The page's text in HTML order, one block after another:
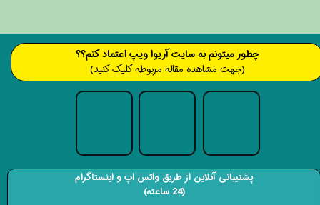
​​​چطور میتونم به سایت آریوا ویپ اعتماد کنم؟؟
(جهت مشاهده مقاله مربوطه کلیک کنید)
پشتیبانی آنلاین از طریق واتس اپ و اینستاگرام
(24 ساعته)